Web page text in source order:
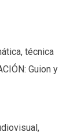
técnica
Guion y